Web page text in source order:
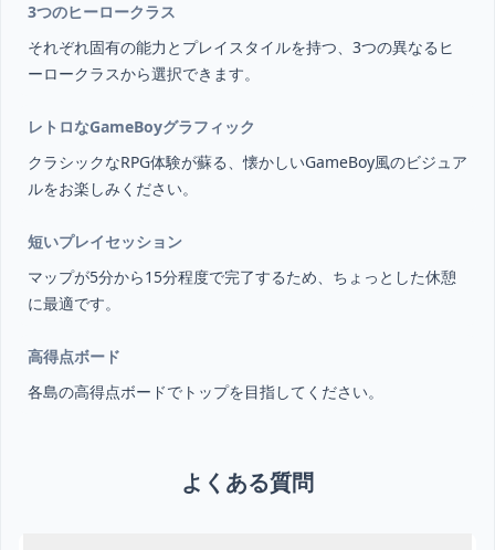
3つのヒーロークラス
それぞれ固有の能力とプレイスタイルを持つ、3つの異なるヒ
ーロークラスから選択できます。
レトロなGameBoyグラフィック
クラシックなRPG体験が蘇る、懐かしいGameBoy風のビジュア
ルをお楽しみください。
短いプレイセッション
マップが5分から15分程度で完了するため、ちょっとした休憩
に最適です。
高得点ボード
各島の高得点ボードでトップを目指してください。
よくある質問